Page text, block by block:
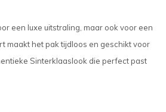
een luxe uitstraling, maar ook voor een
maakt het pak tijdloos en geschikt voor
Sinterklaaslook die perfect past